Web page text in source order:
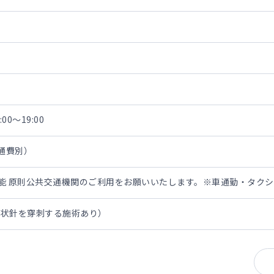
～19:00
別）
原則公共交通機関のご利用をお願いいたします。※車通勤・タク
針を穿刺する施術あり）